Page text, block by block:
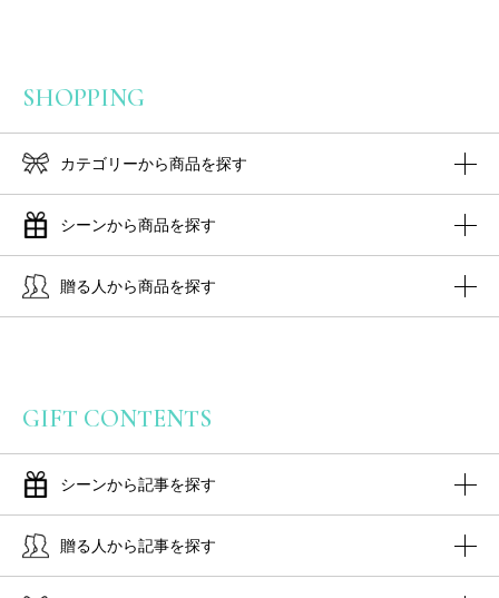
SHOPPING
カテゴリーから商品を探す
シーンから商品を探す
贈る人から商品を探す
GIFT CONTENTS
シーンから記事を探す
贈る人から記事を探す